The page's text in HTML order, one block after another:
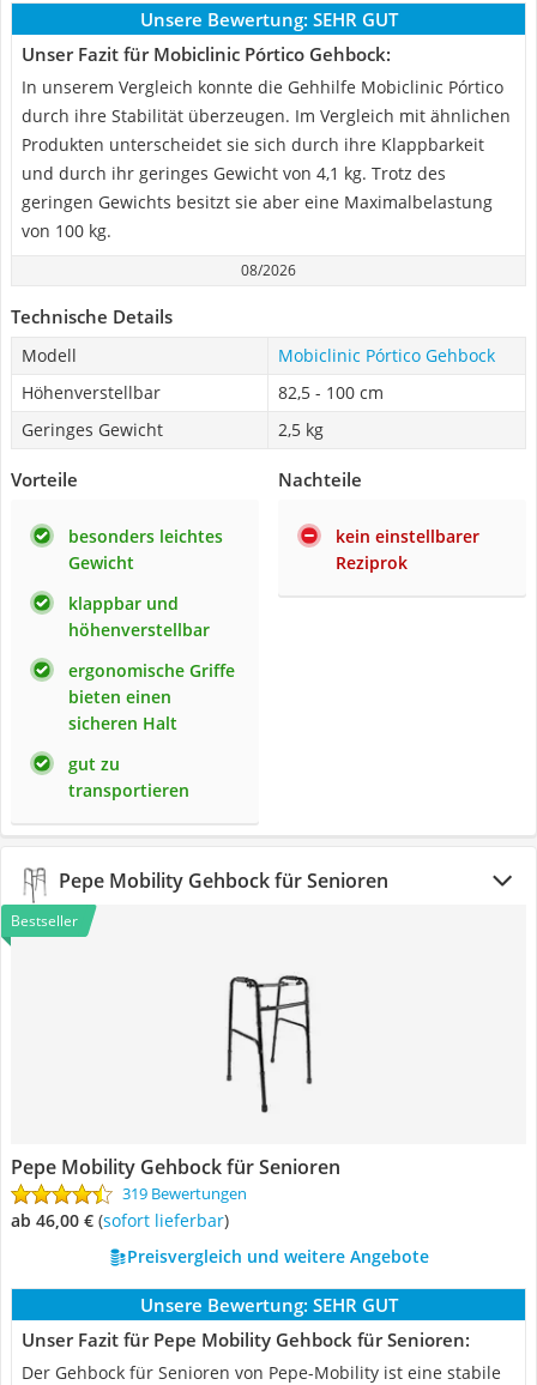
Unsere Bewertung: SEHR GUT
Unser Fazit für Mobiclinic Pórtico Gehbock:
In unserem Vergleich konnte die Gehhilfe Mobiclinic Pórtico
durch ihre Stabilität überzeugen. Im Vergleich mit ähnlichen
Produkten unterscheidet sie sich durch ihre Klappbarkeit
und durch ihr geringes Gewicht von 4,1 kg. Trotz des
geringen Gewichts besitzt sie aber eine Maximalbelastung
von 100 kg.
08/2026
Technische Details
Modell
Mobiclinic Pórtico Gehbock
Höhenverstellbar
82,5 - 100 cm
Geringes Gewicht
2,5 kg
Vorteile
besonders leichtes
Gewicht
klappbar und
höhenverstellbar
ergonomische Griffe
bieten einen
sicheren Halt
gut zu
transportieren
Nachteile
kein einstellbarer
Reziprok
Pepe Mobility Gehbock für Senioren
Bestseller
Pepe Mobility Gehbock für Senioren
319 Bewertungen
ab 46,00 € ( Sofort lieferbar)
Preisvergleich und weitere Angebote
Unsere Bewertung: SEHR GUT
Unser Fazit für Pepe Mobility Gehbock für Senioren:
Der Gehbock für Senioren von Pepe-Mobility ist eine stabile